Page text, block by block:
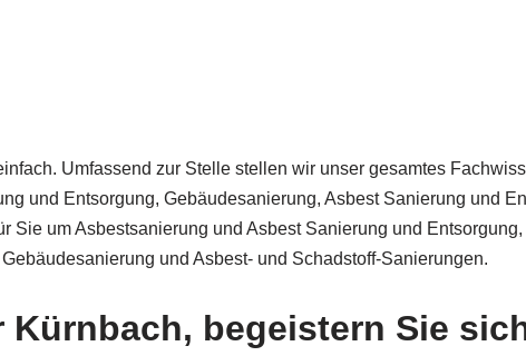
Umfassend zur Stelle stellen wir unser gesamtes
und Entsorgung, Gebäudesanierung, Asbest Sanierung und
Sie um Asbestsanierung und Asbest Sanierung und
und Asbest- und Schadstoff-Sanierungen.
begeistern Sie